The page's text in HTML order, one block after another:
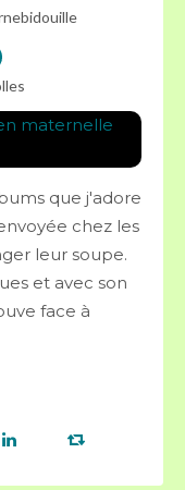
que j'adore
chez les
leur soupe.
et avec son
face à